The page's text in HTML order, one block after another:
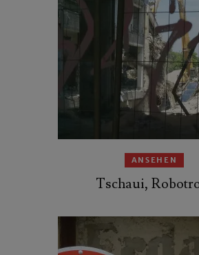
ANSEHEN
Tschaui,